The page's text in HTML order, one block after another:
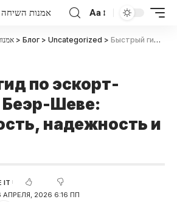
Aa
> Блог > Uncategorized > Быстрый гид по эскорт-услугам в Беэр-Шеве: безопасность, надежность и цены
по эскорт-
Беэр-Шеве:
надежность и
АПРЕЛЯ, 2026 6:16 ПП